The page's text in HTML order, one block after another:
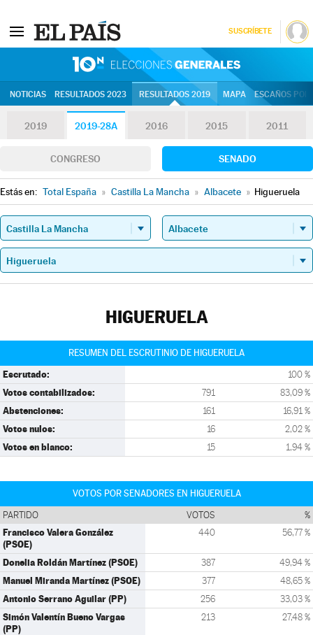
SUSCRÍBETE
NOTICIAS RESULTADOS 2023 RESULTADOS 2019 MAPA ESCAÑOS
2019 2019-28A 2016 2015 2011
CONGRESO SENADO
Estás en: Total España » Castilla La Mancha » Albacete » Higueruela
HIGUERUELA
RESUMEN DEL ESCRUTINIO DE HIGUERUELA
Escrutado: 100 %
Votos contabilizados: 791 83,09 %
Abstenciones: 161 16,91 %
Votos nulos: 16 2,02 %
Votos en blanco: 15 1,94 %
VOTOS POR SENADORES EN HIGUERUELA
PARTIDO VOTOS %
Francisco Valera González
(PSOE)
440 56,77 %
Donelia Roldán Martínez (PSOE) 387 49,94 %
Manuel Miranda Martínez (PSOE) 377 48,65 %
Antonio Serrano Aguilar (PP) 256 33,03 %
Simón Valentín Bueno Vargas
(PP)
213 27,48 %